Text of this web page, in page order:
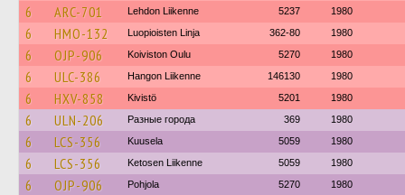
6 ARC-701 Lehdon Liikenne 5237 1980
6 HMO-132 Luopioisten Linja 362-80 1980
6 OJP-906 Koiviston Oulu 5270 1980
6 ULC-386 Hangon Liikenne 146130 1980
6 HXV-858 Kivistö 5201 1980
6 ULN-206 Разные города 369 1980
6 LCS-356 Kuusela 5059 1980
6 LCS-356 Ketosen Liikenne 5059 1980
6 OJP-906 Pohjola 5270 1980